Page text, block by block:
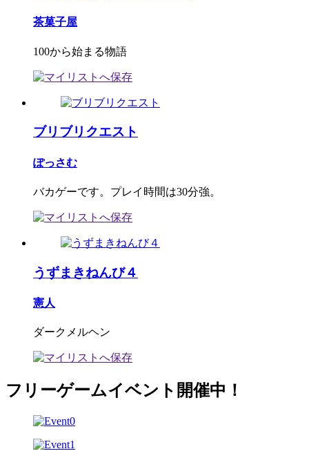
茶菓子屋
100から始まる物語
ブリブリクエスト
ぽっさむ
バカゲーです。プレイ時間は30分強。
うずまきねんび４
憲人
ダークメルヘン
フリーゲームイベント開催中！